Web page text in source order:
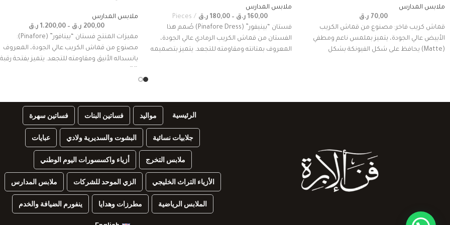
ملابس المدارس
70,00 ر.ق
قماش كريب فاخر: مصنوع من قماش الكريب
الأبيض عالي الجودة، يتميز بملمس ناعم ومطفي
(Matte) يحافظ على شكل الفيونكة بشكل
ملابس المدارس
160,00 ر.ق –
180,00 ر.ق
Pieces
فستان “بينيفور” (Pinafore Dress) صُمم هذا
الفستان من قماش الكريب الرمادي عالي الجودة،
المعروف بمتانته ومقاومته للتجعد. يتميز بتصميمه
ملابس المدارس
200,00 ر.ق –
1.200,00 ر.ق
مميزات المنتج فستان “بينافور” (Pinafore):
مصنوع من قماش الكريب عالي الجودة، المعروف
بانسداله الأنيق ومقاومته للتجعد. يتميز بفتحة رقبة
الرئيسية مواليد فساتين البنات فساتين سهرة
جلابيات نسائية البشوت والسديرية ولادي عبايات
ملابس التخرج أزياء واكسسورات اليوم الوطني
الأزياء التراث الخليجي الزي الموحد للشركات ملابس المدارس
الملابس الرياضية مطرزات وهدايا ينفورم الضيافة والخدم